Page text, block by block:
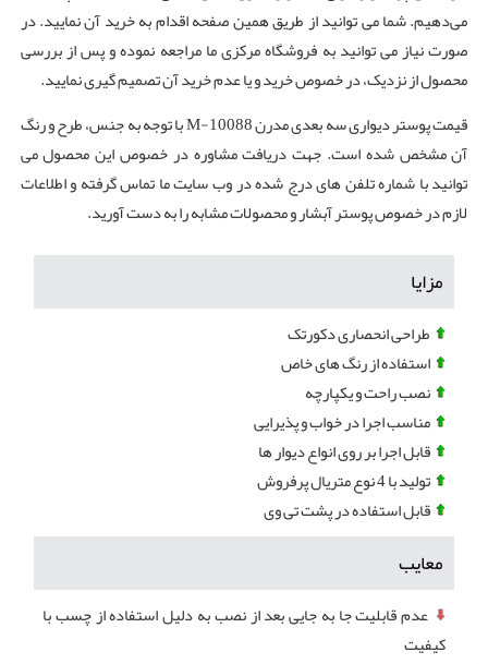
می‌دهیم. شما می توانید از طریق همین صفحه اقدام به خرید آن نمایید. در
صورت نیاز می توانید به فروشگاه مرکزی ما مراجعه نموده و پس از بررسی
محصول از نزدیک، در خصوص خرید و یا عدم خرید آن تصمیم گیری نمایید.
قیمت پوستر دیواری سه بعدی مدرن M-10088 با توجه به جنس، طرح و رنگ
آن مشخص شده است. جهت دریافت مشاوره در خصوص این محصول می
توانید با شماره تلفن های درج شده در وب سایت ما تماس گرفته و اطلاعات
لازم در خصوص پوستر آبشار و محصولات مشابه را به دست آورید.
مزایا
طراحی انحصاری دکورتک
استفاده از رنگ های خاص
نصب راحت و یکپارچه
مناسب اجرا در خواب و پذیرایی
قابل اجرا بر روی انواع دیوار ها
تولید با 4 نوع متریال پرفروش
قابل استفاده در پشت تی وی
معایب
عدم قابلیت جا به جایی بعد از نصب به دلیل استفاده از چسب با
کیفیت